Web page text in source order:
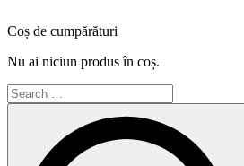
Coș de cumpărături
Nu ai niciun produs în coș.